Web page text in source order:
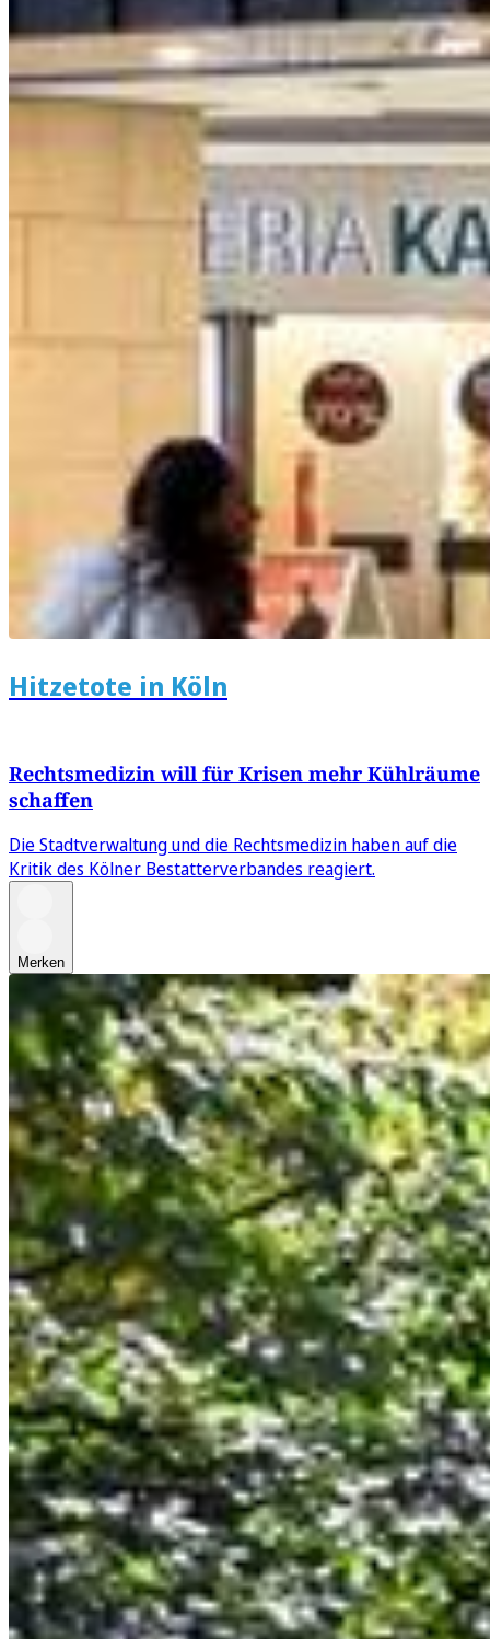
Hitzetote in Köln
Rechtsmedizin will für Krisen mehr Kühlräume
schaffen
Die Stadtverwaltung und die Rechtsmedizin haben auf die
Kritik des Kölner Bestatterverbandes reagiert.
Merken